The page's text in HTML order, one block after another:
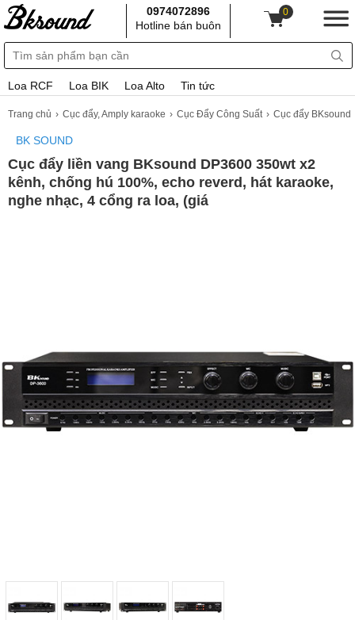
0974072896
Hotline bán buôn
0
Loa RCF Loa BIK Loa Alto Tin tức
Trang chủ Cục đẩy, Amply karaoke Cục Đẩy Công Suất Cục đẩy BKsound
BK SOUND
Cục đẩy liền vang BKsound DP3600 350wt x2
kênh, chống hú 100%, echo reverd, hát karaoke,
nghe nhạc, 4 cổng ra loa, (giá